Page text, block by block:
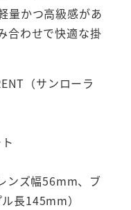
量かつ高級感があ
合わせで快適な掛
（サンローラ
ンズ幅56mm、ブ
長145mm）